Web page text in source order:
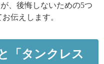
、後悔しないための5つ
伝えします。
「タンクレス